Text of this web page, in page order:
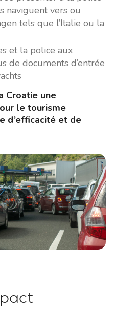
naviguent vers ou
tels que l’Italie ou la
et la police aux
de documents d’entrée
Croatie une
le tourisme
d’efficacité et de